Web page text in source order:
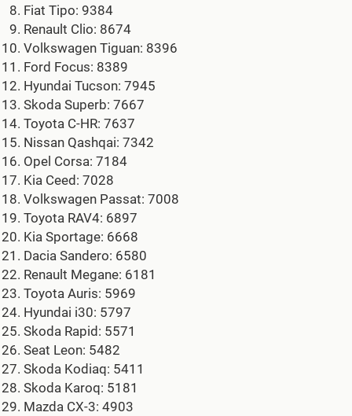
Fiat Tipo: 9384
Renault Clio: 8674
Volkswagen Tiguan: 8396
Ford Focus: 8389
Hyundai Tucson: 7945
Skoda Superb: 7667
Toyota C-HR: 7637
Nissan Qashqai: 7342
Opel Corsa: 7184
Kia Ceed: 7028
Volkswagen Passat: 7008
Toyota RAV4: 6897
Kia Sportage: 6668
Dacia Sandero: 6580
Renault Megane: 6181
Toyota Auris: 5969
Hyundai i30: 5797
Skoda Rapid: 5571
Seat Leon: 5482
Skoda Kodiaq: 5411
Skoda Karoq: 5181
Mazda CX-3: 4903